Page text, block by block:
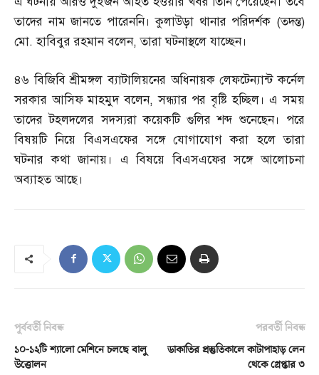
তাদের নাম জানতে পারেননি। কুলাউড়া থানার পরিদর্শক (তদন্ত)
মো.হাবিবুর রহমান বলেন,তারা ঘটনাস্থলে যাচ্ছেন।
৪৬ বিজিবি শ্রীমঙ্গল ব্যাটালিয়নের অধিনায়ক লেফটেন্যান্ট কর্নেল
সরকার আসিফ মাহমুদ বলেন,সন্ধ্যার পর বৃষ্টি হচ্ছিল। এ সময়
তাদের টহলদলের সদস্যরা কয়েকটি গুলির শব্দ শুনেছেন। পরে
বিষয়টি নিয়ে বিএসএফের সঙ্গে যোগাযোগ করা হলে তারা
ঘটনার কথা জানায়। এ বিষয়ে বিএসএফের সঙ্গে আলোচনা
অব্যাহত আছে।
পূর্ববর্তী নিবন্ধ
১০-১২টি শ্যালো মেশিনে চলছে বালু
উত্তোলন
পরবর্তী নিবন্ধ
ডাকাতির প্রস্তুতিকালে কাটাপাহাড় লেন
থেকে গ্রেপ্তার ৩